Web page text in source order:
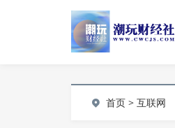
首页> 互联网